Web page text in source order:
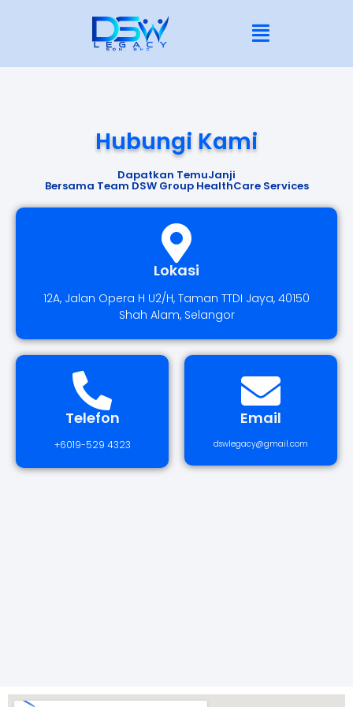
Hubungi Kami
Dapatkan TemuJanji
Bersama Team DSW Group HealthCare Services
Lokasi
12A, Jalan Opera H U2/H, Taman TTDI Jaya, 40150
Shah Alam, Selangor
Telefon
+6019-529 4323
Email
dswlegacy@gmail.com